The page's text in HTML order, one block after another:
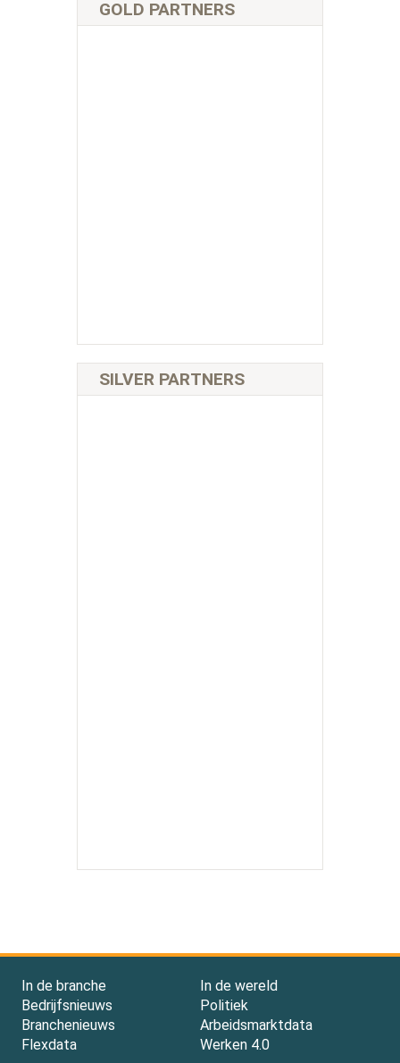
GOLD PARTNERS
SILVER PARTNERS
In de branche
Bedrijfsnieuws
Branchenieuws
Flexdata
In de wereld
Politiek
Arbeidsmarktdata
Werken 4.0